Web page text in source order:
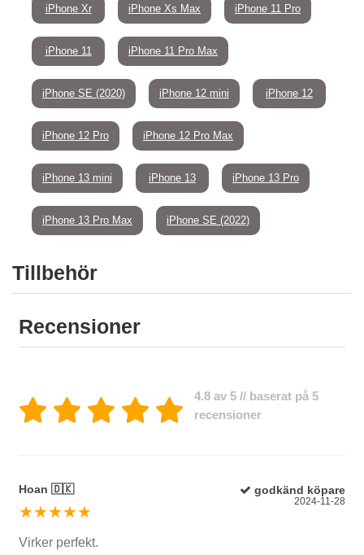
iPhone Xr iPhone Xs Max iPhone 11 Pro
iPhone 11 iPhone 11 Pro Max
iPhone SE (2020) iPhone 12 mini iPhone 12
iPhone 12 Pro iPhone 12 Pro Max
iPhone 13 mini iPhone 13 iPhone 13 Pro
iPhone 13 Pro Max iPhone SE (2022)
Tillbehör
Recensioner
4.8 av 5 // baserat på 5
recensioner
Hoan 🇩🇰 godkänd köpare
★★★★★
2024-11-28
Virker perfekt.